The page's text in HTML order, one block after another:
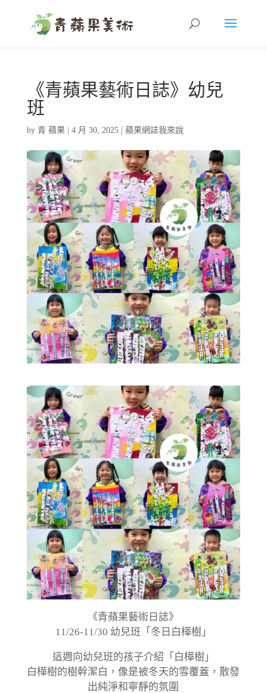
《青蘋果藝術日誌》幼兒
班
by 青 蘋果 4 月 30, 2025| 蘋果網誌我來說
《青蘋果藝術日誌》
11/26-11/30 幼兒班「冬日白樺樹」
這週向幼兒班的孩子介紹「白樺樹」
白樺樹的樹幹潔白，像是被冬天的雪覆蓋，散發
出純淨和寧靜的氛圍